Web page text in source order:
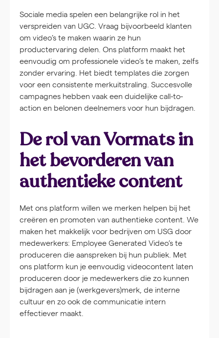
Sociale media spelen een belangrijke rol in het
verspreiden van UGC. Vraag bijvoorbeeld klanten
om video’s te maken waarin ze hun
productervaring delen. Ons platform maakt het
eenvoudig om professionele video’s te maken, zelfs
zonder ervaring. Het biedt templates die zorgen
voor een consistente merkuitstraling. Succesvolle
campagnes hebben vaak een duidelijke call-to-
action en belonen deelnemers voor hun bijdragen.
De rol van Vormats in
het bevorderen van
authentieke content
Met ons platform willen we merken helpen bij het
creëren en promoten van authentieke content. We
maken het makkelijk voor bedrijven om USG door
medewerkers: Employee Generated Video’s te
produceren die aanspreken bij hun publiek. Met
ons platform kun je eenvoudig videocontent laten
produceren door je medewerkers die zo kunnen
bijdragen aan je (werkgevers)merk, de interne
cultuur en zo ook de communicatie intern
effectiever maakt.